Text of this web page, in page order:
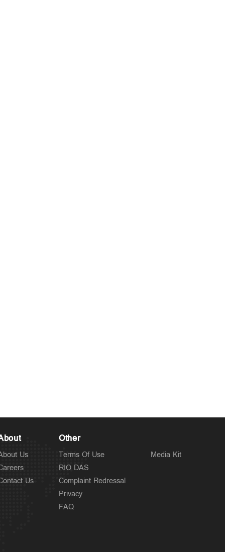
Us
Us
Other
Terms Of Use
RIO DAS
Complaint Redressal
Privacy
FAQ
Media Kit